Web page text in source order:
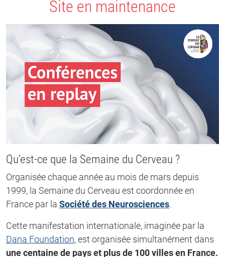
Site en maintenance
Qu’est-ce que la Semaine du Cerveau ?
Organisée chaque année au mois de mars depuis
1999, la Semaine du Cerveau est coordonnée en
France par la Société des Neurosciences.
Cette manifestation internationale, imaginée par la
Dana Foundation, est organisée simultanément dans
une centaine de pays et plus de 100 villes en France.